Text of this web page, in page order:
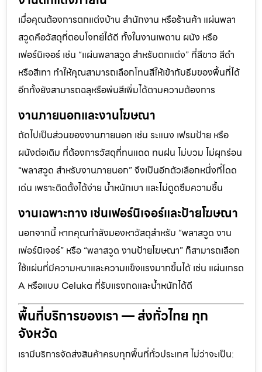
เมื่อคุณต้องการตกแต่งบ้าน สำนักงาน หรือร้านค้า แผ่นพลา
สวูดคือวัสดุที่ตอบโจทย์ได้ดี ทั้งในงานเพดาน ผนัง หรือ
เฟอร์นิเจอร์ เช่น “แผ่นพลาสวูด สำหรับตกแต่ง” ที่สีขาว สีดำ
หรือสีเทา ทำให้คุณสามารถเลือกโทนสีให้เข้ากับธีมของพื้นที่ได้
อีกทั้งยังสามารถฉลุหรือพ่นสีเพิ่มได้ตามความต้องการ
งานภายนอกและงานโฆษณา
ถัดไปเป็นส่วนของงานภายนอก เช่น ระแนง เฟรมป้าย หรือ
ผนังต่อเติม ที่ต้องการวัสดุที่ทนแดด ทนฝน ไม่บวม ไม่ผุกร่อน
“พลาสวูด สำหรับงานภายนอก” จึงเป็นอีกตัวเลือกหนึ่งที่โดด
เด่น เพราะติดตั้งได้ง่าย น้ำหนักเบา และไม่ดูดซึมความชื้น
งานเฉพาะทาง เช่นเฟอร์นิเจอร์และป้ายโฆษณา
นอกจากนี้ หากคุณกำลังมองหาวัสดุสำหรับ “พลาสวูด งาน
เฟอร์นิเจอร์” หรือ “พลาสวูด งานป้ายโฆษณา” ก็สามารถเลือก
ใช้แผ่นที่มีความหนาและความแข็งแรงมากขึ้นได้ เช่น แผ่นเกรด
A หรือแบบ Celuka ที่รับแรงกดและน้ำหนักได้ดี
พื้นที่บริการของเรา — ส่งทั่วไทย ทุก
จังหวัด
เรามีบริการจัดส่งสินค้าครบทุกพื้นที่ทั่วประเทศ ไม่ว่าจะเป็น: